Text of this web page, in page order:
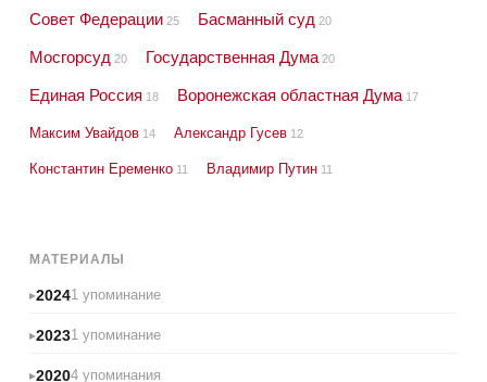
Совет Федерации 25 Басманный суд 20
Мосгорсуд 20 Государственная Дума 20
Единая Россия 18 Воронежская областная Дума 17
Максим Увайдов 14 Александр Гусев 12
Константин Еременко 11 Владимир Путин 11
МАТЕРИАЛЫ
20241 упоминание
20231 упоминание
20204 упоминания